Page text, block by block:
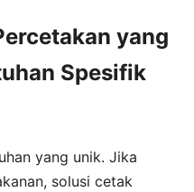
yang
Spesifik
yang unik. Jika
solusi cetak